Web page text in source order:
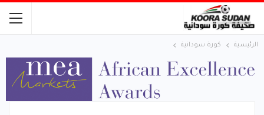
الرئيسية كورة سودانية